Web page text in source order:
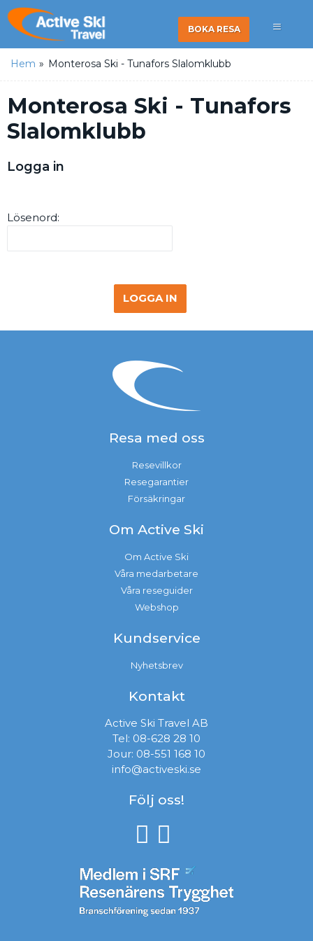
BOKA RESA
Hem » Monterosa Ski - Tunafors Slalomklubb
Monterosa Ski - Tunafors
Slalomklubb
Logga in
Lösenord:
Resa med oss
Resevillkor
Resegarantier
Försäkringar
Om Active Ski
Om Active Ski
Våra medarbetare
Våra reseguider
Webshop
Kundservice
Nyhetsbrev
Kontakt
Active Ski Travel AB
Tel: 08-628 28 10
Jour: 08-551 168 10
info@activeski.se
Följ oss!